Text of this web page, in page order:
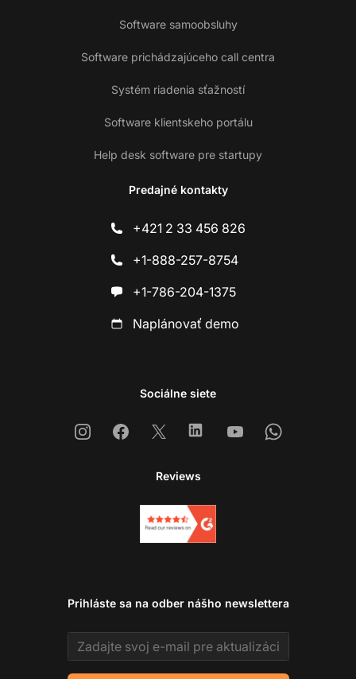
Software samoobsluhy
Software prichádzajúceho call centra
Systém riadenia sťažností
Software klientskeho portálu
Help desk software pre startupy
Predajné kontakty
+421 2 33 456 826
+1-888-257-8754
+1-786-204-1375
Naplánovať demo
Sociálne siete
InstagramFacebook
X LinkedinYoutubeWhatsapp
Reviews
Prihláste sa na odber nášho newslettera
Email address